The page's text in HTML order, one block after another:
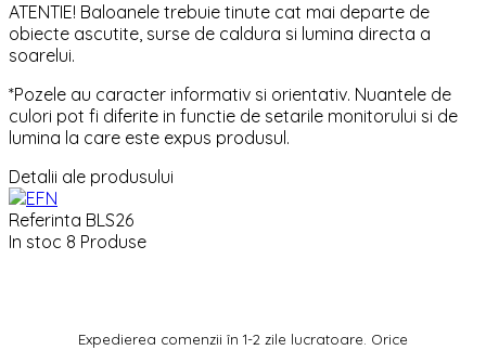
ATENTIE! Baloanele trebuie tinute cat mai departe de
obiecte ascutite, surse de caldura si lumina directa a
soarelui.
*Pozele au caracter informativ si orientativ. Nuantele de
culori pot fi diferite in functie de setarile monitorului si de
lumina la care este expus produsul.
Detalii ale produsului
Referinta BLS26
In stoc 8 Produse
Expedierea comenzii în 1-2 zile lucratoare. Orice